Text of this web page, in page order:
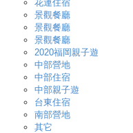
花連住宿
景觀餐廳
景觀餐廳
景觀餐廳
2020福岡親子遊
中部營地
中部住宿
中部親子遊
台東住宿
南部營地
其它